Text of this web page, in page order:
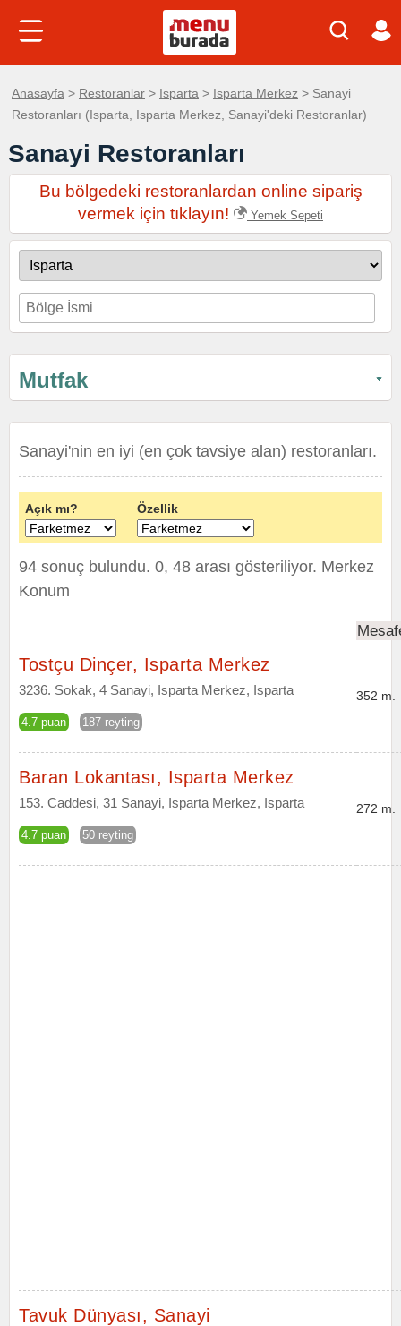
Anasayfa > Restoranlar > Isparta > Isparta Merkez > Sanayi
Restoranları (Isparta, Isparta Merkez, Sanayi'deki Restoranlar)
Sanayi Restoranları
Bu bölgedeki restoranlardan online sipariş
vermek için tıklayın!
Yemek Sepeti
Mutfak
Sanayi'nin en iyi (en çok tavsiye alan) restoranları.
Açık mı? Özellik
94 sonuç bulundu. 0, 48 arası gösteriliyor. Merkez
Konum
Tostçu Dinçer, Isparta Merkez
3236. Sokak, 4 Sanayi, Isparta Merkez, Isparta
4.7 puan 187 reyting
352 m.
Baran Lokantası, Isparta Merkez
153. Caddesi, 31 Sanayi, Isparta Merkez, Isparta
4.7 puan 50 reyting
272 m.
Tavuk Dünyası, Sanayi